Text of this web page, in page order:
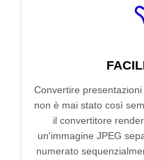
Convertire
non è mai stato così
il convertitore
un'immagine JPEG
numerato